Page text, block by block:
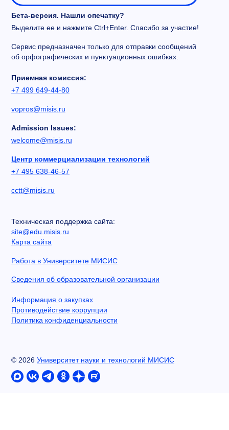
Бета-версия. Нашли опечатку?
Выделите ее и нажмите Ctrl+Enter. Спасибо за участие!
Сервис предназначен только для отправки сообщений
об орфографических и пунктуационных ошибках.
Приемная комиссия:
+7 499 649-44-80
vopros@misis.ru
Admission Issues:
welcome@misis.ru
Центр коммерциализации технологий
+7 495 638-46-57
cctt@misis.ru
Техническая поддержка сайта:
site@edu.misis.ru
Карта сайта
Работа в Университете МИСИС
Сведения об образовательной организации
Информация о закупках
Противодействие коррупции
Политика конфиденциальности
© 2026 Университет науки и технологий МИСИС